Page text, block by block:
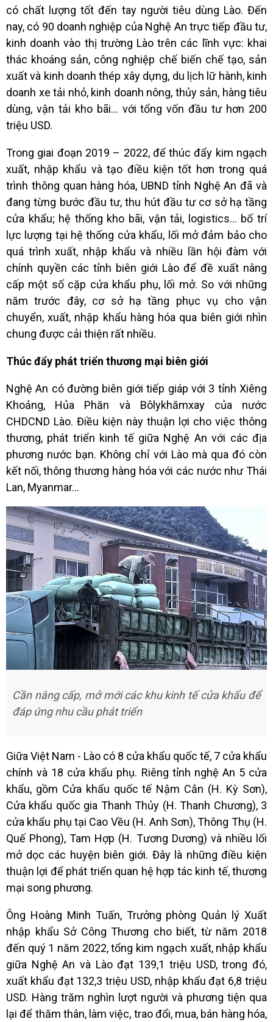
có chất lượng tốt đến tay người tiêu dùng Lào. Đến
nay, có 90 doanh nghiệp của Nghệ An trực tiếp đầu tư,
kinh doanh vào thị trường Lào trên các lĩnh vực: khai
thác khoáng sản, công nghiệp chế biến chế tạo, sản
xuất và kinh doanh thép xây dựng, du lịch lữ hành, kinh
doanh xe tải nhỏ, kinh doanh nông, thủy sản, hàng tiêu
dùng, vận tải kho bãi… với tổng vốn đầu tư hơn 200
triệu USD.
Trong giai đoạn 2019 – 2022, để thúc đẩy kim ngạch
xuất, nhập khẩu và tạo điều kiện tốt hơn trong quá
trình thông quan hàng hóa, UBND tỉnh Nghệ An đã và
đang từng bước đầu tư, thu hút đầu tư cơ sở hạ tầng
cửa khẩu; hệ thống kho bãi, vận tải, logistics… bố trí
lực lượng tại hệ thống cửa khẩu, lối mở đảm bảo cho
quá trình xuất, nhập khẩu và nhiều lần hội đàm với
chính quyền các tỉnh biên giới Lào để đề xuất nâng
cấp một số cặp cửa khẩu phụ, lối mở. So với những
năm trước đây, cơ sở hạ tầng phục vụ cho vận
chuyển, xuất, nhập khẩu hàng hóa qua biên giới nhìn
chung được cải thiện rất nhiều.
Thúc đẩy phát triển thương mại biên giới
Nghệ An có đường biên giới tiếp giáp với 3 tỉnh Xiêng
Khoảng, Hủa Phăn và Bôlykhămxay của nước
CHDCND Lào. Điều kiện này thuận lợi cho việc thông
thương, phát triển kinh tế giữa Nghệ An với các địa
phương nước bạn. Không chỉ với Lào mà qua đó còn
kết nối, thông thương hàng hóa với các nước như Thái
Lan, Myanmar…
Cần nâng cấp, mở mới các khu kinh tế cửa khẩu để
đáp ứng nhu cầu phát triển
Giữa Việt Nam - Lào có 8 cửa khẩu quốc tế, 7 cửa khẩu
chính và 18 cửa khẩu phụ. Riêng tỉnh nghệ An 5 cửa
khẩu, gồm Cửa khẩu quốc tế Nậm Cắn (H. Kỳ Sơn),
Cửa khẩu quốc gia Thanh Thủy (H. Thanh Chương), 3
cửa khẩu phụ tại Cao Vều (H. Anh Sơn), Thông Thụ (H.
Quế Phong), Tam Hợp (H. Tương Dương) và nhiều lối
mở dọc các huyện biên giới. Đây là những điều kiện
thuận lợi để phát triển quan hệ hợp tác kinh tế, thương
mại song phương.
Ông Hoàng Minh Tuấn, Trưởng phòng Quản lý Xuất
nhập khẩu Sở Công Thương cho biết, từ năm 2018
đến quý 1 năm 2022, tổng kim ngạch xuất, nhập khẩu
giữa Nghệ An và Lào đạt 139,1 triệu USD, trong đó,
xuất khẩu đạt 132,3 triệu USD, nhập khẩu đạt 6,8 triệu
USD. Hàng trăm nghìn lượt người và phương tiện qua
lại để thăm thân, làm việc, trao đổi, mua, bán hàng hóa,